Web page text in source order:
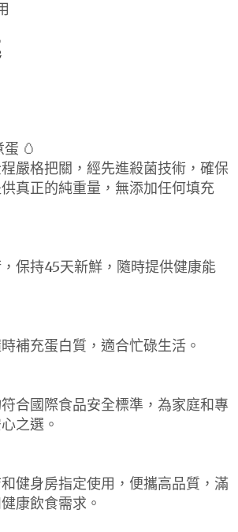
🥚
嚴格把關，經先進殺菌技術，確保
真正的純重量，無添加任何填充
保持45天新鮮，隨時提供健康能
補充蛋白質，適合忙碌生活。
合國際食品安全標準，為家庭和專
之選。
健身房指定使用，便攜高品質，滿
康飲食需求。